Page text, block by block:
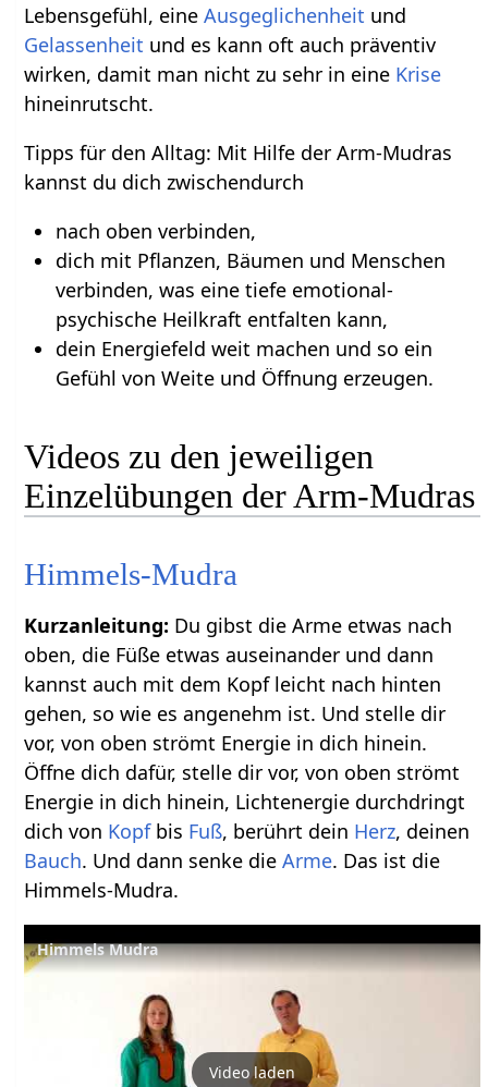
Lebensgefühl, eineAusgeglichenheit und
Gelassenheit und es kann oft auch präventiv
wirken, damit man nicht zu sehr in eine Krise
hineinrutscht.
Tipps für den Alltag: Mit Hilfe der Arm-Mudras
kannst du dich zwischendurch
nach oben verbinden,
dich mit Pflanzen, Bäumen und Menschen
verbinden, was eine tiefe emotional-
psychische Heilkraft entfalten kann,
dein Energiefeld weit machen und so ein
Gefühl von Weite und Öffnung erzeugen.
Videos zu den jeweiligen
Einzelübungen der Arm-Mudras
Himmels-Mudra
Kurzanleitung: Du gibst die Arme etwas nach
oben, die Füße etwas auseinander und dann
kannst auch mit dem Kopf leicht nach hinten
gehen, so wie es angenehm ist. Und stelle dir
vor, von oben strömt Energie in dich hinein.
Öffne dich dafür, stelle dir vor, von oben strömt
Energie in dich hinein, Lichtenergie durchdringt
dich von Kopfbis Fuß, berührt dein Herz, deinen
Bauch. Und dann senke dieArme. Das ist die
Himmels-Mudra.
Himmels Mudra
Video laden